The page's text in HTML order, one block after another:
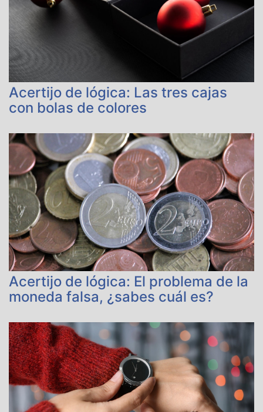
Acertijo de lógica: Las tres cajas
con bolas de colores
Acertijo de lógica: El problema de la
moneda falsa, ¿sabes cuál es?